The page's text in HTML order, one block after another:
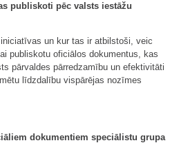
publiskoti pēc valsts iestāžu
un kur tas ir atbilstoši, veic
publiskotu oficiālos dokumentus, kas
pārvaldes pārredzamību un efektivitāti
līdzdalību vispārējas nozīmes
dokumentiem speciālistu grupa